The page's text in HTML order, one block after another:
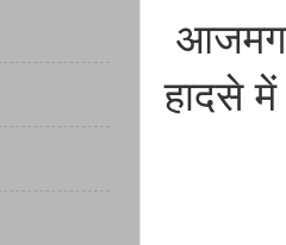
हादसे में